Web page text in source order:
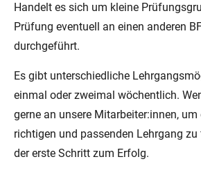
Handelt es sich um kleine
Prüfung eventuell an einen anderen
durchgeführt.
Es gibt unterschiedliche
einmal oder zweimal wöchentlich.
gerne an unsere Mitarbeiter:innen, um
richtigen und passenden Lehrgang
der erste Schritt zum Erfolg.